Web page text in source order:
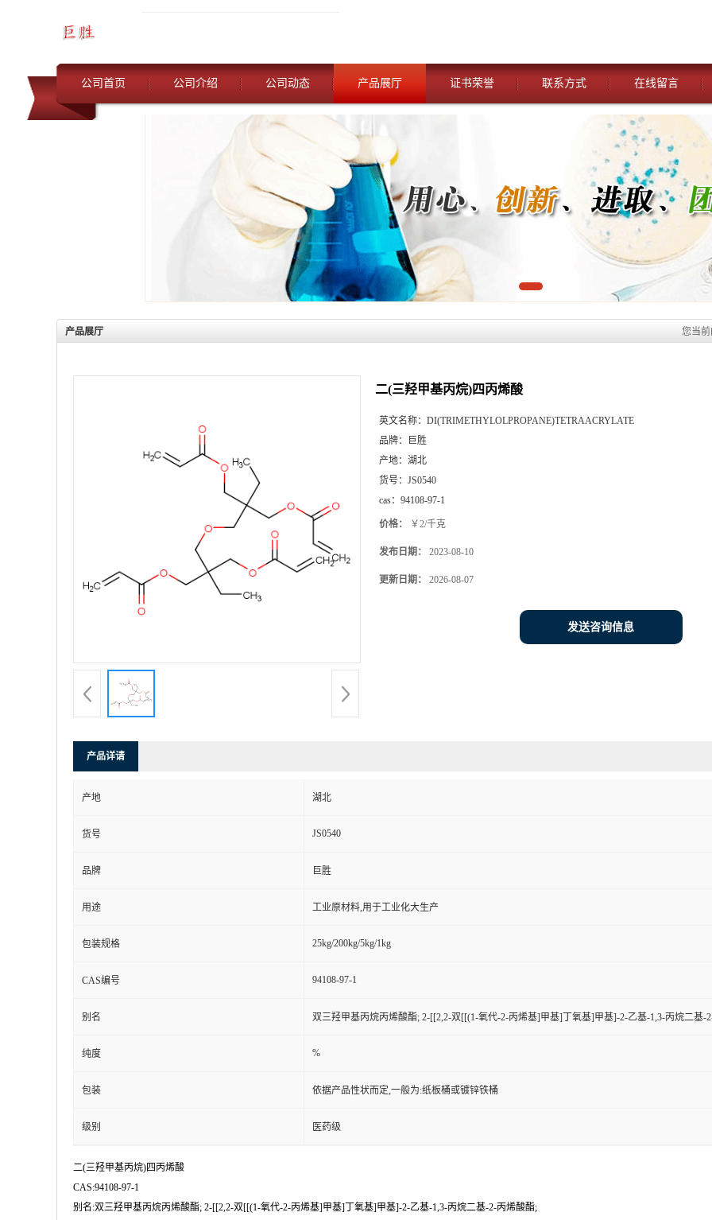
公司首页 公司介绍 公司动态 产品展厅 证书荣誉 联系方式 在线留言
产品展厅 您当前
二(三羟甲基丙烷)四丙烯酸
英文名称： DI(TRIMETHYLOLPROPANE)TETRAACRYLATE
品牌：
巨胜
产地： 湖北
货号： JS0540
cas： 94108-97-1
价格： ￥2/千克
发布日期： 2023-08-10
更新日期： 2026-08-07
发送咨询信息
产品详请
产地 湖北
货号 JS0540
品牌 巨胜
用途 工业原材料,用于工业化大生产
包装规格 25kg/200kg/5kg/1kg
CAS编号 94108-97-1
别名 双三羟甲基丙烷丙烯酸酯; 2-[[2,2-双[[(1-氧代-2-丙烯基]甲基]丁氧基]甲基]-2-乙基-1,3-丙烷二基-
纯度 %
包装 依据产品性状而定,一般为:纸板桶或镀锌铁桶
级别 医药级
二(三羟甲基丙烷)四丙烯酸
CAS:94108-97-1
别名:双三羟甲基丙烷丙烯酸酯; 2-[[2,2-双[[(1-氧代-2-丙烯基]甲基]丁氧基]甲基]-2-乙基-1,3-丙烷二基-2-丙烯酸酯;